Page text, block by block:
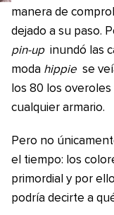
manera de
dejado a su paso.
pin-up inundó las
moda hippie se
los 80 los
cualquier armario.
Pero no
el tiempo: los
primordial y por
podría decirte a